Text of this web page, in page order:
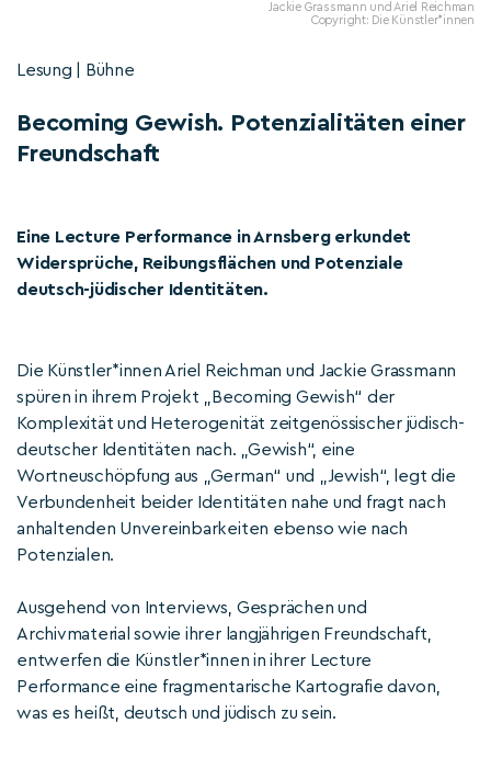
Jackie Grassmann und Ariel Reichman
Copyright: Die Künstler*innen
Lesung | Bühne
Becoming Gewish. Potenzialitäten einer
Freundschaft
Eine Lecture Performance in Arnsberg erkundet
Widersprüche, Reibungsflächen und Potenziale
deutsch-jüdischer Identitäten.
Die Künstler*innen Ariel Reichman und Jackie Grassmann
spüren in ihrem Projekt „Becoming Gewish“ der
Komplexität und Heterogenität zeitgenössischer jüdisch-
deutscher Identitäten nach. „Gewish“, eine
Wortneuschöpfung aus „German“ und „Jewish“, legt die
Verbundenheit beider Identitäten nahe und fragt nach
anhaltenden Unvereinbarkeiten ebenso wie nach
Potenzialen.
Ausgehend von Interviews, Gesprächen und
Archivmaterial sowie ihrer langjährigen Freundschaft,
entwerfen die Künstler*innen in ihrer Lecture
Performance eine fragmentarische Kartografie davon,
was es heißt, deutsch und jüdisch zu sein.